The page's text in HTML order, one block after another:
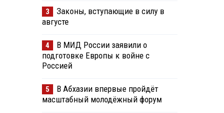
3
Законы, вступающие в силу в
августе
4
В МИД России заявили о
подготовке Европы к войне с
Россией
5
В Абхазии впервые пройдёт
масштабный молодёжный форум